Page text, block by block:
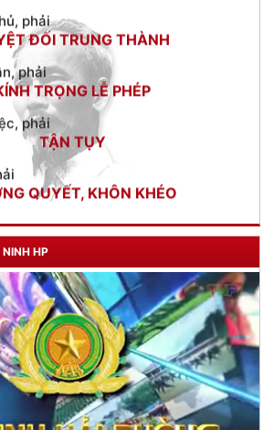
phải
TRỌNG LỄ PHÉP
phải
TẬN TỤY
QUYẾT, KHÔN KHÉO
thư Chủ tịch Hồ Chí Minh
gửi Công an Khu XII,
11 tháng 3 năm 1948.
HP